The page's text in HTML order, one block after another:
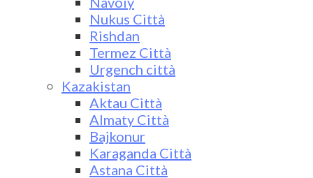
Nukus Città
Rishdan
Termez Città
Urgench città
Kazakistan
Aktau Città
Almaty Città
Bajkonur
Karaganda Città
Astana Città